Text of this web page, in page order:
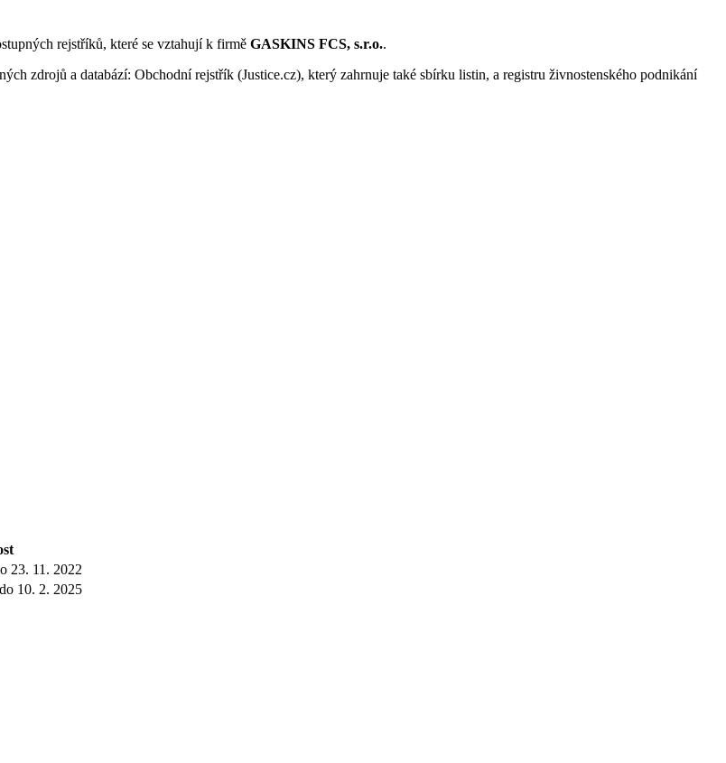
rejstříků, které se vztahují k firmě GASKINS FCS, s.r.o..
zdrojů a databází: Obchodní rejstřík (Justice.cz), který zahrnuje také sbírku listin, a registru živnostenského podnikání
23. 11. 2022
10. 2. 2025